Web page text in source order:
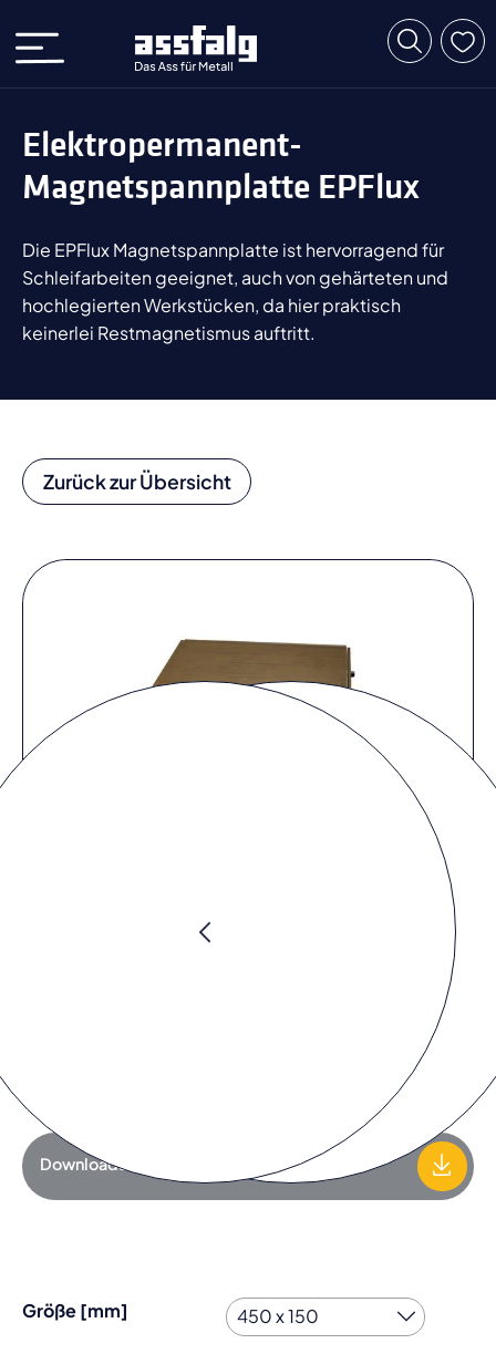
Elektropermanent-
Magnetspannplatte EPFlux
Die EPFlux Magnetspannplatte ist hervorragend für
Schleifarbeiten geeignet, auch von gehärteten und
hochlegierten Werkstücken, da hier praktisch
keinerlei Restmagnetismus auftritt.
Zurück zur Übersicht
Downloads
Größe [mm]